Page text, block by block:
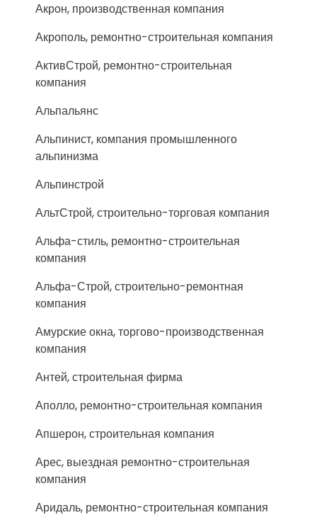
Акрон, производственная компания
Акрополь, ремонтно-строительная компания
АктивСтрой, ремонтно-строительная
компания
Альпальянс
Альпинист, компания промышленного
альпинизма
Альпинстрой
АльтСтрой, строительно-торговая компания
Альфа-стиль, ремонтно-строительная
компания
Альфа-Строй, строительно-ремонтная
компания
Амурские окна, торгово-производственная
компания
Антей, строительная фирма
Аполло, ремонтно-строительная компания
Апшерон, строительная компания
Арес, выездная ремонтно-строительная
компания
Аридаль, ремонтно-строительная компания